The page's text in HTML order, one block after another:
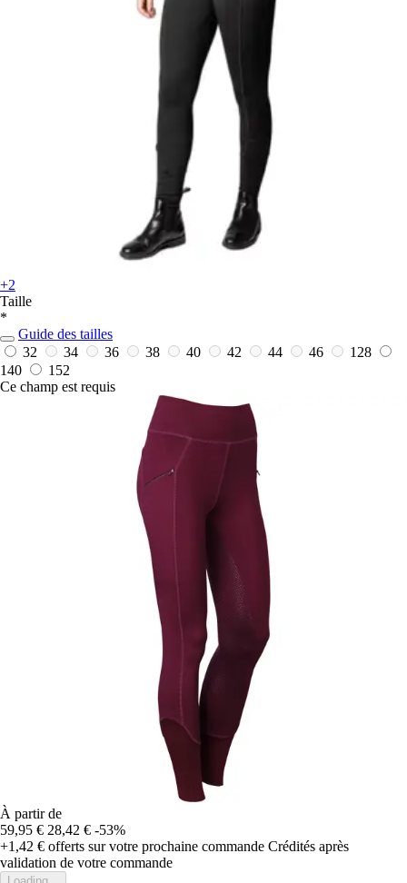
+2
Taille
*
Guide des tailles
32
34 36 38 40 42 44 46
128
140
152
Ce champ est requis
À partir de
59,95 € 28,42 € -53%
+1,42 € offerts sur votre prochaine commande Crédités après
validation de votre commande